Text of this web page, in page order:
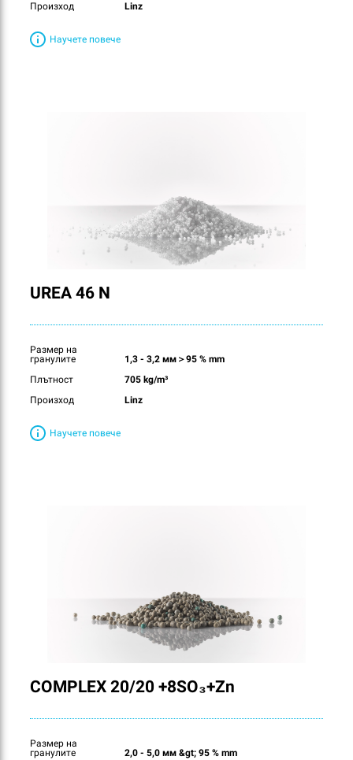
Произход
Linz
Научете повече
UREA 46 N
Размер на
гранулите
1,3 - 3,2 мм＞95 % mm
Плътност
705 kg/m³
Произход
Linz
Научете повече
COMPLEX 20/20 +8SO₃+Zn
Размер на
гранулите
2,0 - 5,0 мм &gt; 95 % mm